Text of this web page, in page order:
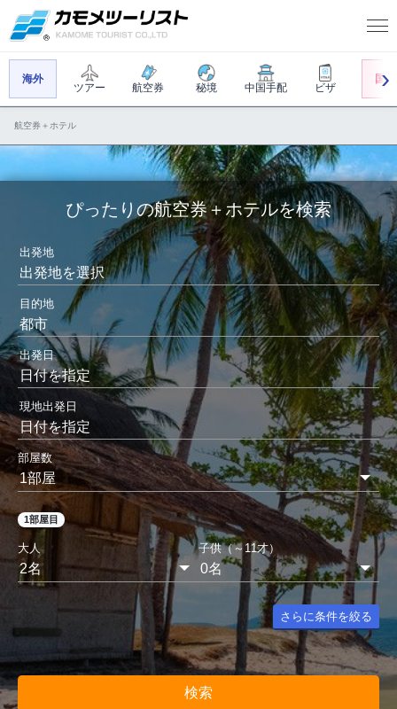
海外
ツアー 航空券 秘境 中国手配 ビザ
国内
航空券＋ホテル
ぴったりの航空券＋ホテルを検索
出発地を選択
出発地
都市
目的地
日付を指定
出発日
日付を指定
現地出発日
部屋数
1部屋目
大人 子供（～11才）
さらに条件を絞る
検索